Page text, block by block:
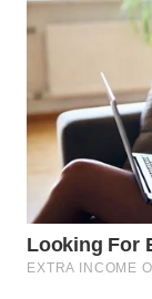
WN
KEPULAUAN
SERIBU
WN
TANGERANG